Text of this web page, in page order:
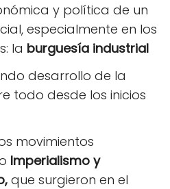
y política de un
especialmente en los
la burguesía industrial
desarrollo de la
todo desde los inicios
movimientos
Imperialismo y
que surgieron en el